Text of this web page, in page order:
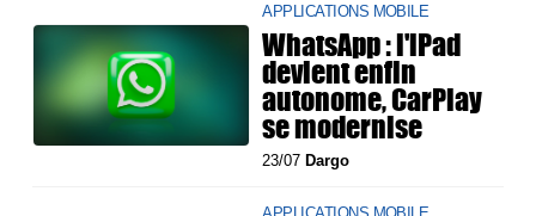
APPLICATIONS MOBILE
WhatsApp : l'iPad
devient enfin
autonome, CarPlay
se modernise
23/07Dargo